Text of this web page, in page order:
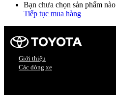
Bạn chưa chọn sản phẩm nào
Tiếp tục mua hàng
Giới thiệu
Các dòng xe